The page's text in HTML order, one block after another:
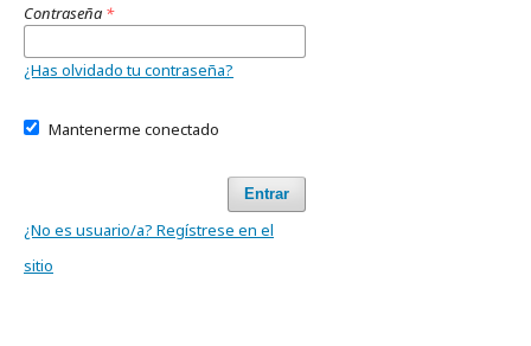
Contraseña *
¿Has olvidado tu contraseña?
Mantenerme conectado
Entrar
¿No es usuario/a? Regístrese en el
sitio